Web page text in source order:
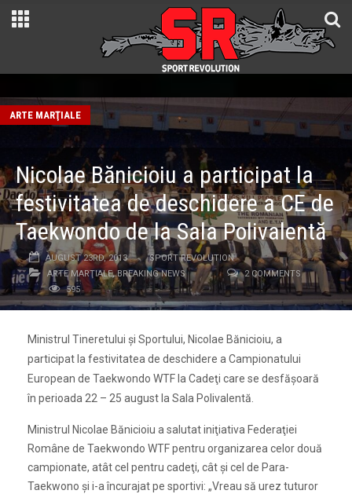
ARTE MARŢIALE
Nicolae Bănicioiu a participat la
festivitatea de deschidere a CE de
Taekwondo de la Sala Polivalentă
AUGUST 23RD, 2013
SPORT REVOLUTION
ARTE MARŢIALE,BREAKING NEWS
2 COMMENTS
595
Ministrul Tineretului şi Sportului, Nicolae Bănicioiu, a
participat la festivitatea de deschidere a Campionatului
European de Taekwondo WTF la Cadeţi care se desfăşoară
în perioada 22 – 25 august la Sala Polivalentă.
Ministrul Nicolae Bănicioiu a salutat iniţiativa Federaţiei
Române de Taekwondo WTF pentru organizarea celor două
campionate, atât cel pentru cadeţi, cât şi cel de Para-
Taekwono şi i-a încurajat pe sportivi: „Vreau să urez tuturor